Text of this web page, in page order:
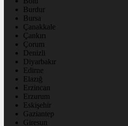
Burdur
Bursa
Çanakkale
Çankırı
Çorum
Denizli
Diyarbakır
Edirne
Elazığ
Erzincan
Erzurum
Eskişehir
Gaziantep
Giresun